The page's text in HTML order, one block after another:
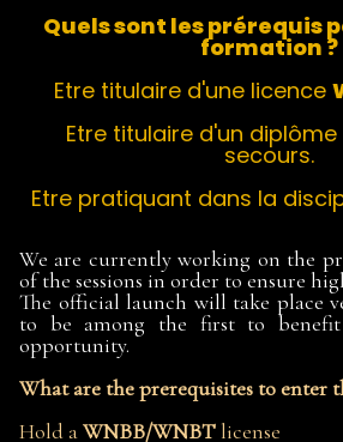
Quels sont les prérequis
formation ?
Etre titulaire d'une licence
Etre titulaire d'un
secours.
Etre pratiquant dans la
We are currently working on the
of the sessions in order to ensure
The official launch will take place
to be among the first to
opportunity.
What are the prerequisites to enter
Hold aWNBB/WNBTlicense